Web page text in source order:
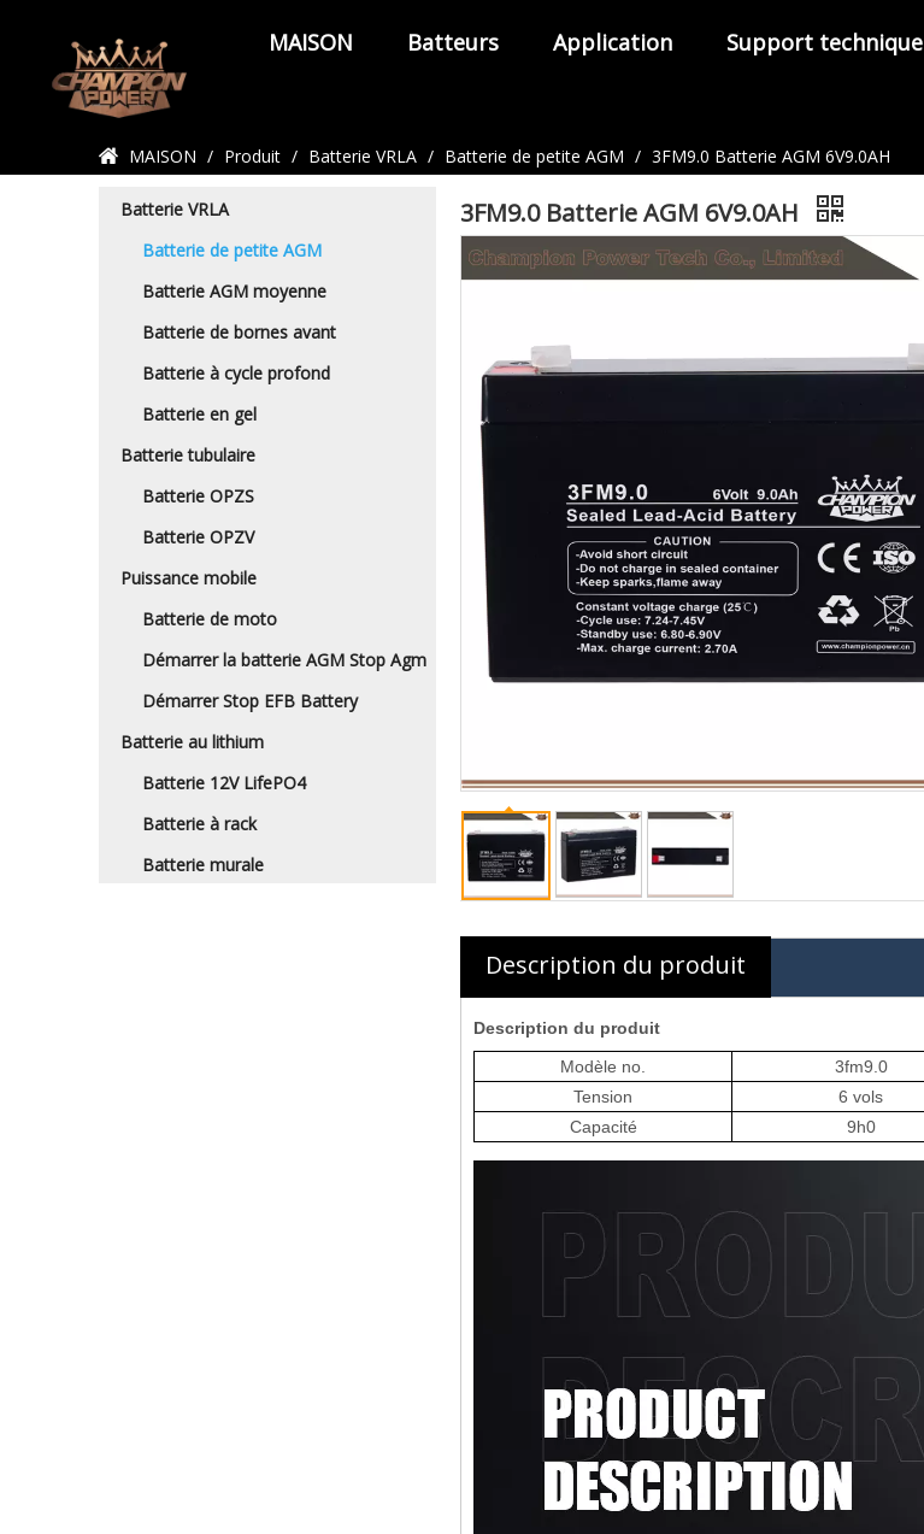
MAISON Batteurs Application Support technique
Détails du produit
MAISON / Produit / Batterie VRLA / Batterie de petite AGM / 3FM9.0 Batterie AGM 6V9.0AH
Batterie VRLA
Batterie de petite AGM
Batterie AGM moyenne
Batterie de bornes avant
Batterie à cycle profond
Batterie en gel
Batterie tubulaire
Batterie OPZS
Batterie OPZV
Puissance mobile
Batterie de moto
Démarrer la batterie AGM Stop Agm
Démarrer Stop EFB Battery
Batterie au lithium
Batterie 12V LifePO4
Batterie à rack
Batterie murale
3FM9.0 Batterie AGM 6V9.0AH
Description du produit
Description du produit
Modèle no.
3fm9.0
Tension
6 vols
Capacité
9h0